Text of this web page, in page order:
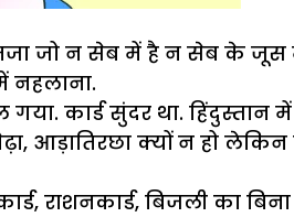
जो न सेब में है न सेब के
नहलाना.
कार्ड सुंदर था.
आड़ातिरछा क्यों न हो
राशनकार्ड, बिजली का